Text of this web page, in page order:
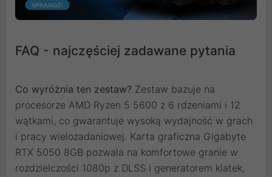
FAQ - najczęściej zadawane pytania
Co wyróżnia ten zestaw? Zestaw bazuje na
procesorze AMD Ryzen 5 5600 z 6 rdzeniami i 12
wątkami, co gwarantuje wysoką wydajność w grach
i pracy wielozadaniowej. Karta graficzna Gigabyte
RTX 5050 8GB pozwala na komfortowe granie w
rozdzielczości 1080p z DLSS i generatorem klatek,